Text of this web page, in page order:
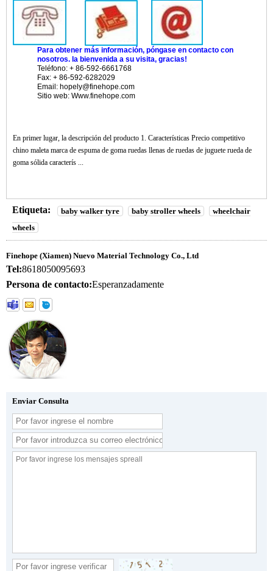
Para obtener más información, póngase en contacto con
nosotros. la bienvenida a su visita, gracias!
Teléfono: + 86-592-6661768
Fax: + 86-592-6282029
Email: hopely@finehope.com
Sitio web: Www.finehope.com
En primer lugar, la descripción del producto 1. Características Precio competitivo
chino maleta marca de espuma de goma ruedas llenas de ruedas de juguete rueda de
goma sólida caracterís ...
Etiqueta: baby walker tyre baby stroller wheels
wheelchair
wheels
Finehope (Xiamen) Nuevo Material Technology Co., Ltd
Tel:8618050095693
Persona de contacto:Esperanzadamente
Enviar Consulta